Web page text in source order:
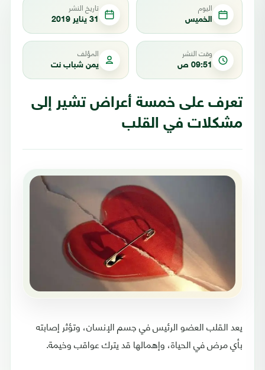
اليوم
الخميس
تاريخ النشر
31 يناير 2019
وقت النشر
09:51 ص
المؤلف
يمن شباب نت
تعرف على خمسة أعراض تشير إلى
مشكلات في القلب
يعد القلب العضو الرئيس في جسم الإنسان، وتؤثر إصابته
بأي مرض في الحياة، وإهمالها قد يترك عواقب وخيمة.